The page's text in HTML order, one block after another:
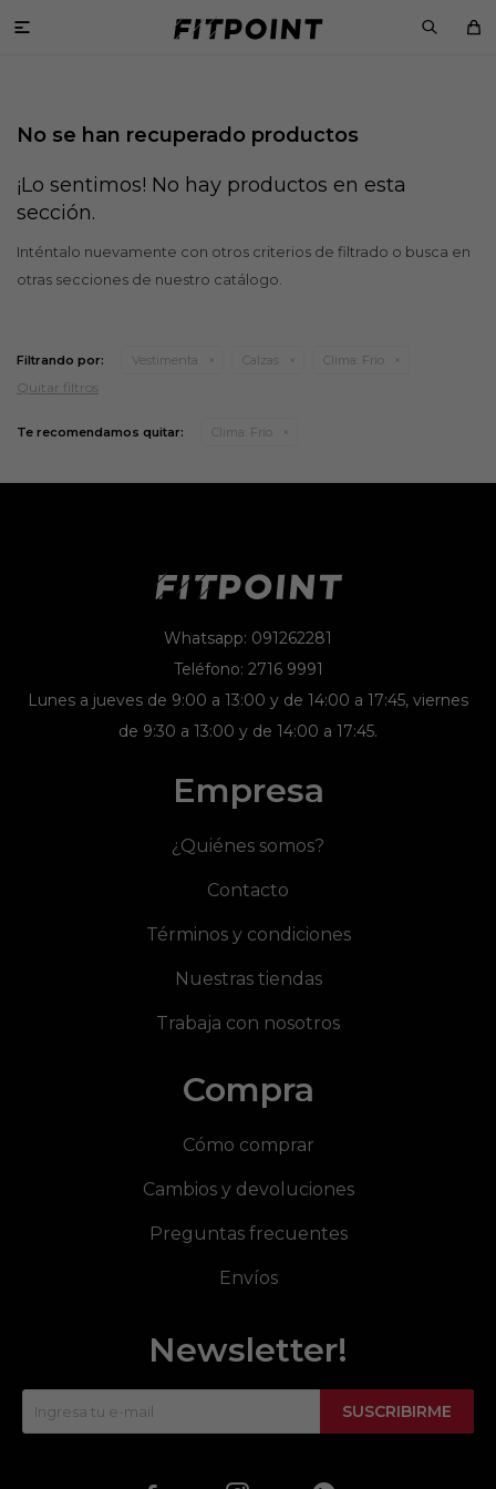

No se han recuperado productos
¡Lo sentimos! No hay productos en esta
sección.
Inténtalo nuevamente con otros criterios de filtrado o busca en
otras secciones de nuestro catálogo.
Filtrando por: Vestimenta Calzas Clima: Frio
Quitar filtros
Te recomendamos quitar: Clima: Frio
Whatsapp: 091262281
Teléfono: 2716 9991
Lunes a jueves de 9:00 a 13:00 y de 14:00 a 17:45, viernes
de 9:30 a 13:00 y de 14:00 a 17:45.
Empresa
¿Quiénes somos?
Contacto
Términos y condiciones
Nuestras tiendas
Trabaja con nosotros
Compra
Cómo comprar
Cambios y devoluciones
Preguntas frecuentes
Envíos
Newsletter!
SUSCRIBIRME